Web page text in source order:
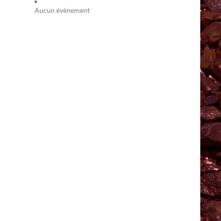
Aucun évènement